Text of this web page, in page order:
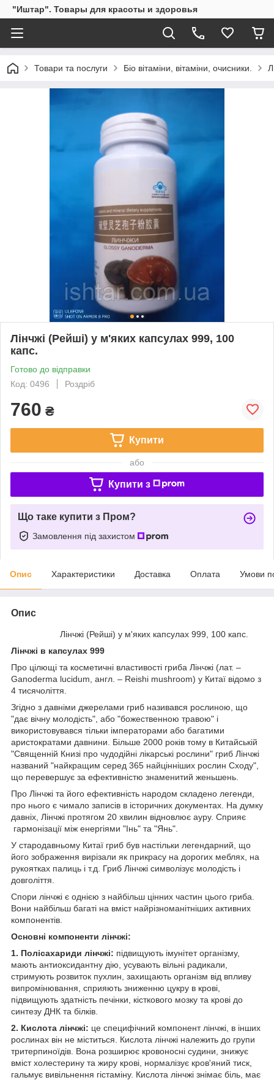
"Иштар". Товары для красоты и здоровья
Товари та послуги Біо вітаміни, вітаміни, очисники.
Лінчжі (Рейші) у м'яких капсулах 999, 100
капс.
Готово до відправки
Код: 0496
Роздріб
760 ₴
Купити
або
Купити з
Що таке купити з Пром?
Замовлення під захистом
Опис Характеристики Доставка Оплата Умови
Опис
Лінчжі (Рейші) у м'яких капсулах 999, 100 капс.
Лінчжі в капсулах 999
Про цілющі та косметичні властивості гриба Лінчжі (лат. –
Ganoderma lucidum, англ. – Reishi mushroom) у Китаї відомо з
4 тисячоліття.
Згідно з давніми джерелами гриб називався рослиною, що
"дає вічну молодість", або "божественною травою" і
використовувався тільки імператорами або багатими
аристократами давнини. Більше 2000 років тому в Китайській
"Священній Книзі про чудодійні лікарські рослини" гриб Лінчжі
названий "найкращим серед 365 найцінніших рослин Сходу",
що перевершує за ефективністю знаменитий женьшень.
Про Лінчжі та його ефективність народом складено легенди,
про нього є чимало записів в історичних документах. На думку
давніх, Лінчжі протягом 20 хвилин відновлює ауру. Сприяє
гармонізації між енергіями "Інь" та "Янь".
У стародавньому Китаї гриб був настільки легендарний, що
його зображення вирізали як прикрасу на дорогих меблях, на
рукоятках палиць і т.д. Гриб Лінчжі символізує молодість і
довголіття.
Спори лінчжі є однією з найбільш цінних частин цього гриба.
Вони найбільш багаті на вміст найрізноманітніших активних
компонентів.
Основні компоненти лінчжі:
1. Полісахариди лінчжі: підвищують імунітет організму,
мають антиоксидантну дію, усувають вільні радикали,
стримують розвиток пухлин, захищають організм від впливу
випромінювання, сприяють зниженню цукру в крові,
підвищують здатність печінки, кісткового мозку та крові до
синтезу ДНК та білків.
2. Кислота лінчжі: це специфічний компонент лінчжі, в інших
рослинах він не міститься. Кислота лінчжі належить до групи
тритерпиноїдів. Вона розширює кровоносні судини, знижує
вміст холестерину та жиру крові, нормалізує кров'яний тиск,
гальмує вивільнення гістаміну. Кислота лінчжі знімає біль, має